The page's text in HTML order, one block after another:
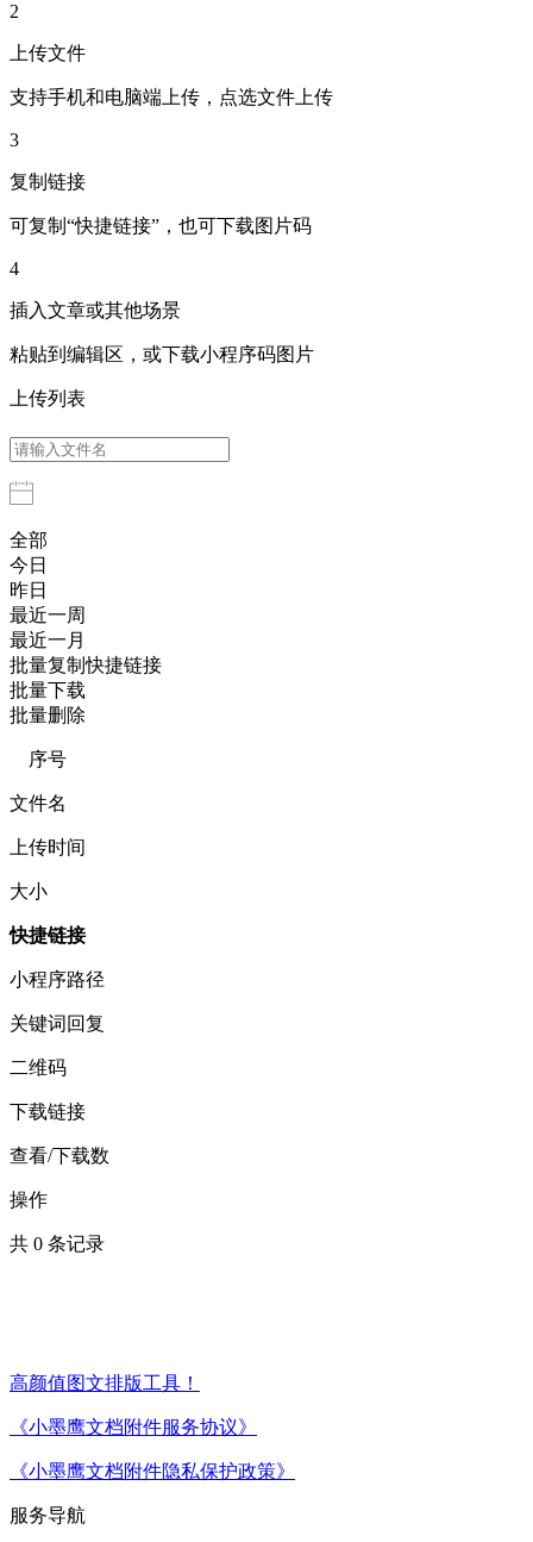
2
上传文件
支持手机和电脑端上传，点选文件上传
3
复制链接
可复制“快捷链接”，也可下载图片码
4
插入文章或其他场景
粘贴到编辑区，或下载小程序码图片
上传列表
全部
今日
昨日
最近一周
最近一月
批量复制快捷链接
批量下载
批量删除
序号
文件名
上传时间
大小
快捷链接
小程序路径
关键词回复
二维码
下载链接
查看/下载数
操作
共 0 条记录
高颜值图文排版工具！
《小墨鹰文档附件服务协议》
《小墨鹰文档附件隐私保护政策》
服务导航